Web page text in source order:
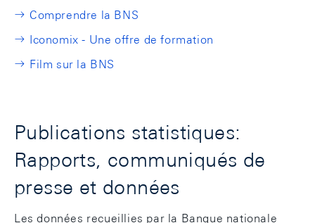
Comprendre la BNS
Iconomix - Une offre de formation
Film sur la BNS
Publications statistiques:
Rapports, communiqués de
presse et données
Les données recueillies par la Banque nationale